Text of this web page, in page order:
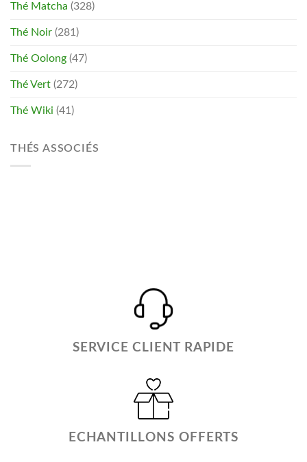
Thé Matcha (328)
Thé Noir (281)
Thé Oolong (47)
Thé Vert (272)
Thé Wiki (41)
THÉS ASSOCIÉS
SERVICE CLIENT RAPIDE
ECHANTILLONS OFFERTS